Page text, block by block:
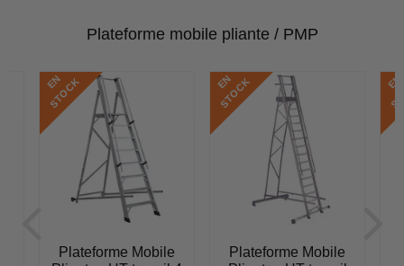
Plateforme mobile pliante / PMP
E
N
S
T
O
C
K
Plateforme Mobile
E
N
S
T
O
C
K
Plateforme Mobile
E
N
S
T
O
C